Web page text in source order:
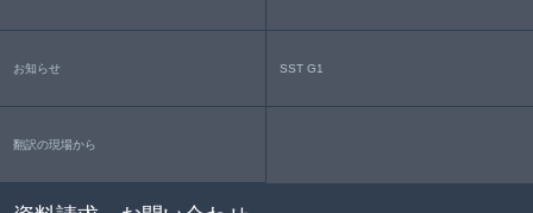
お知らせ SST G1
翻訳の現場から